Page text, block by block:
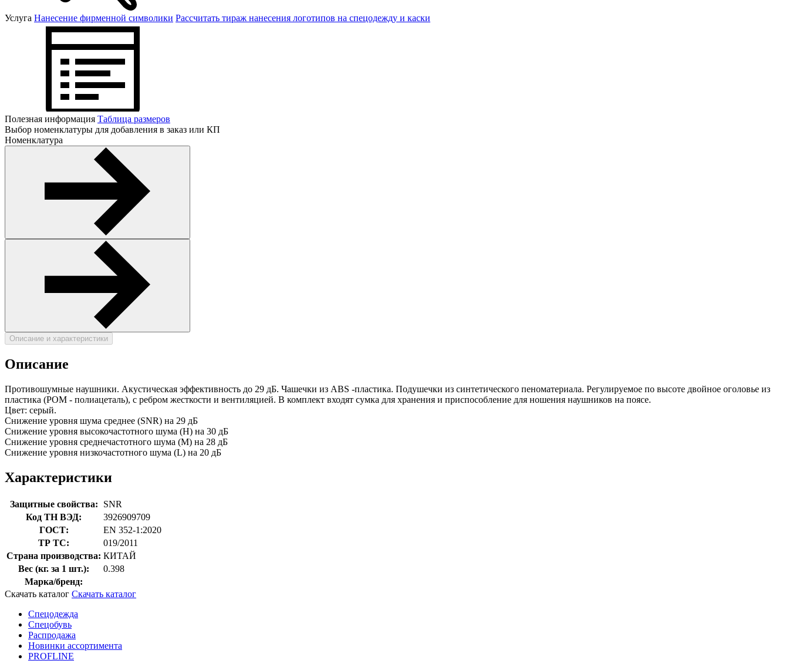
Услуга Нанесение фирменной символики Рассчитать тираж нанесения логотипов на спецодежду и каски
Полезная информация Таблица размеров
Выбор номенклатуры для добавления в заказ или КП
Номенклатура
Описание и характеристики
Описание
Противошумные наушники. Акустическая эффективность до 29 дБ. Чашечки из ABS -пластика. Подушечки из синтетического пеноматериала. Регулируемое по высоте двойное оголовье из
пластика (POM - полиацеталь), с ребром жесткости и вентиляцией. В комплект входят сумка для хранения и приспособление для ношения наушников на поясе.
Цвет: серый.
Снижение уровня шума среднее (SNR) на 29 дБ
Снижение уровня высокочастотного шума (H) на 30 дБ
Снижение уровня среднечастотного шума (M) на 28 дБ
Снижение уровня низкочастотного шума (L) на 20 дБ
Характеристики
Защитные свойства:
SNR
Код ТН ВЭД:
3926909709
ГОСТ:
EN 352-1:2020
ТР ТС:
019/2011
Страна производства: КИТАЙ
Вес (кг. за 1 шт.):
0.398
Марка/бренд:
Скачать каталог Скачать каталог
Спецодежда
Спецобувь
Распродажа
Новинки ассортимента
PROFLINE